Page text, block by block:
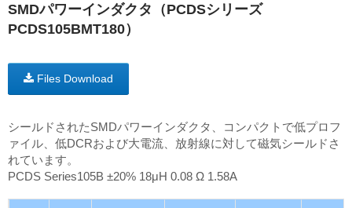
SMDパワーインダクタ（PCDSシリーズ
PCDS105BMT180）
Files Download
シールドされたSMDパワーインダクタ、コンパクトで低プロフ
ァイル、低DCRおよび大電流、放射線に対して磁気シールドさ
れています。
PCDS Series105B ±20% 18μH 0.08 Ω 1.58A